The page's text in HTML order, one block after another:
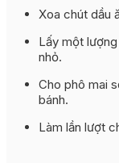
Xoa chút dầu
Lấy một
nhỏ.
Cho phô mai
bánh.
Làm lần lượt